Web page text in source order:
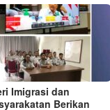
Imigrasi dan
Berikan